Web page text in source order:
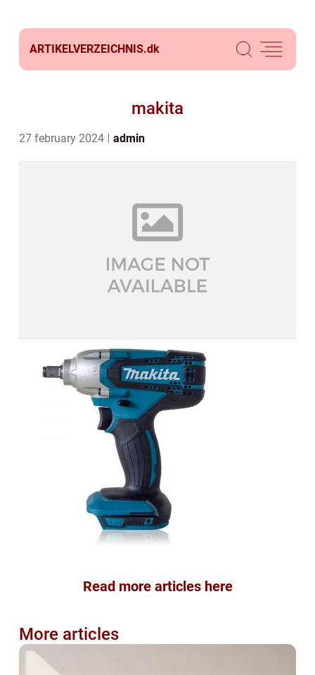
ARTIKELVERZEICHNIS.dk
makita
27 february 2024 admin
Read more articles here
More articles